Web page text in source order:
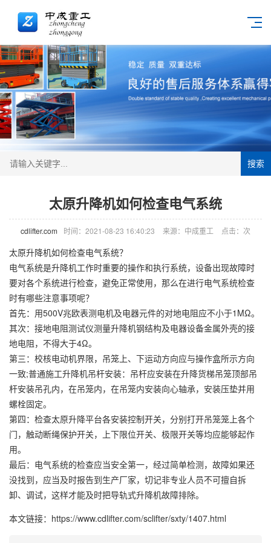
搜索
太原升降机如何检查电气系统
cdlifter.com 时间：2021-08-23 16:40:23 来源：中成重工 点击： 次
太原升降机如何检查电气系统？
电气系统是升降机工作时重要的操作和执行系统，设备出现故障时
要对各个系统进行检查，避免正常使用，那么在进行电气系统检查
时有哪些注意事项呢？
首先：用500V兆欧表测电机及电器元件的对地电阻应不小于1MΩ。
其次：接地电阻测试仪测量升降机钢结构及电器设备金属外壳的接
地电阻，不得大于4Ω。
第三：校核电动机界限，吊笼上、下运动方向应与操作盒所示方向
一致;普通施工升降机吊杆安装：吊杆应安装在升降货梯吊笼顶部吊
杆安装吊孔内，在吊笼内，在吊笼内安装向心轴承，安装压垫并用
螺栓固定。
第四：检查太原升降平台各安装控制开关，分别打开吊笼笼上各个
门，触动断绳保护开关，上下限位开关、极限开关等均应能够起作
用。
最后：电气系统的检查应当安全第一，经过简单检测，故障如果还
没找到，应当及时报告到生产厂家，切记非专业人员不可擅自拆
卸、调试，这样才能及时把导轨式升降机故障排除。
本文链接：https://www.cdlifter.com/sclifter/sxty/1407.html